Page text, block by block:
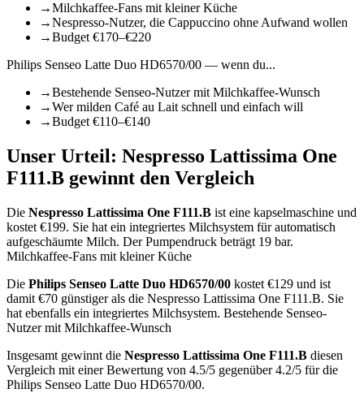
→Milchkaffee-Fans mit kleiner Küche
→Nespresso-Nutzer, die Cappuccino ohne Aufwand wollen
→Budget €170–€220
Philips Senseo Latte Duo HD6570/00 — wenn du...
→Bestehende Senseo-Nutzer mit Milchkaffee-Wunsch
→Wer milden Café au Lait schnell und einfach will
→Budget €110–€140
Unser Urteil: Nespresso Lattissima One
F111.B gewinnt den Vergleich
Die Nespresso Lattissima One F111.B ist eine kapselmaschine und
kostet €199. Sie hat ein integriertes Milchsystem für automatisch
aufgeschäumte Milch. Der Pumpendruck beträgt 19 bar.
Milchkaffee-Fans mit kleiner Küche
Die Philips Senseo Latte Duo HD6570/00 kostet €129 und ist
damit €70 günstiger als die Nespresso Lattissima One F111.B. Sie
hat ebenfalls ein integriertes Milchsystem. Bestehende Senseo-
Nutzer mit Milchkaffee-Wunsch
Insgesamt gewinnt die Nespresso Lattissima One F111.B diesen
Vergleich mit einer Bewertung von 4.5/5 gegenüber4.2/5 für die
Philips Senseo Latte Duo HD6570/00.